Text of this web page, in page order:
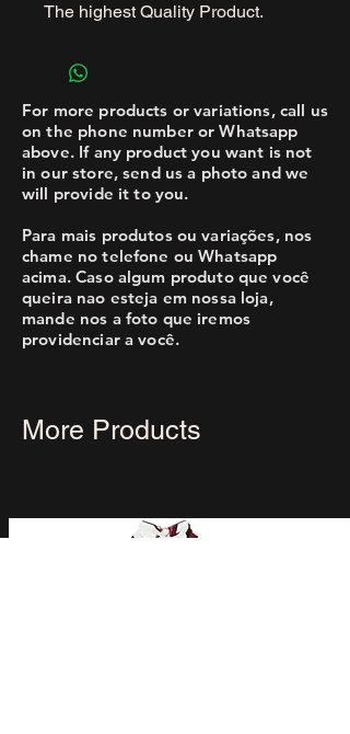
The highest Quality Product.
For more products or variations, call us
on the phone number or Whatsapp
above. If any product you want is not
in our store, send us a photo and we
will provide it to you.
Para mais produtos ou variações, nos
chame no telefone ou Whatsapp
acima. Caso algum produto que você
queira nao esteja em nossa loja,
mande nos a foto que iremos
providenciar a você.
More Products